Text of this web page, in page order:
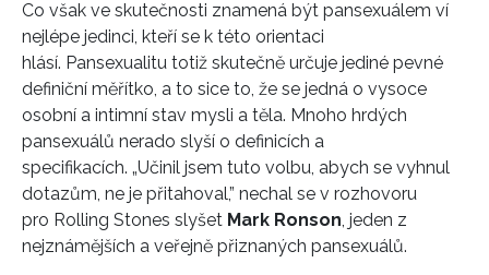
Co však ve skutečnosti znamená být pansexuálem ví
nejlépe jedinci, kteří se k této orientaci
hlásí. Pansexualitu totiž skutečně určuje jediné pevné
definiční měřítko, a to sice to, že se jedná o vysoce
osobní a intimní stav mysli a těla. Mnoho hrdých
pansexuálů nerado slyší o definicích a
specifikacích. „Učinil jsem tuto volbu, abych se vyhnul
dotazům, ne je přitahoval,” nechal se v rozhovoru
pro Rolling Stones slyšet Mark Ronson , jeden z
nejznámějších a veřejně přiznaných pansexuálů.